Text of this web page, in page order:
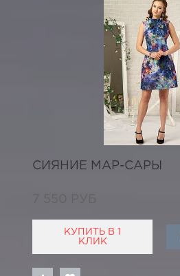
СИЯНИЕ МАР-САРЫ
7 550 РУБ
КУПИТЬ В 1
КЛИК